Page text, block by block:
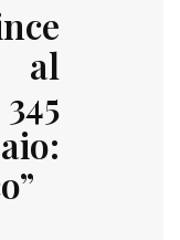
al